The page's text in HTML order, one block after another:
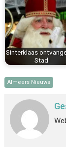
Sinterklaas
Stad
Almeers Nieuws